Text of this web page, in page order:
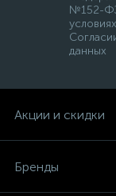
№152-ФЗ
данных
Акции и скидки
Бренды